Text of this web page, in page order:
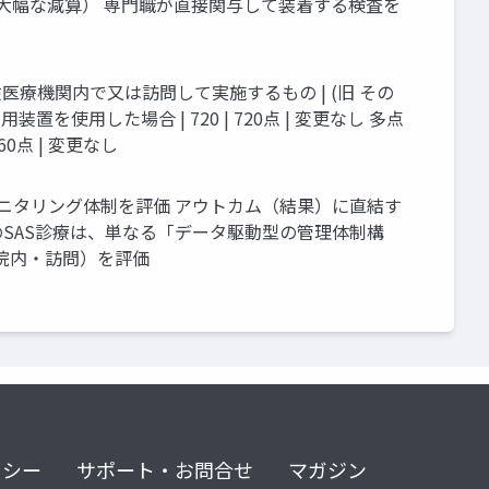
療機関内で又は訪問して実施するもの | (旧 その
装置を使用した場合 | 720 | 720点 | 変更なし 多点
点 | 変更なし
タリング体制を評価 アウトカム（結果）に直結す
診療は、単なる「データ駆動型の管理体制構
内・訪問）を評価
ー サポート・お問合せ マガジン